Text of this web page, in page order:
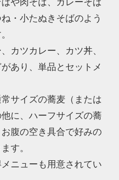
・小たぬきそばのよう
カツカレー、カツ丼、
あり、単品とセットメ
サイズの蕎麦（または
に、ハーフサイズの蕎
腹の空き具合で好みの
す。
ニューも用意されてい